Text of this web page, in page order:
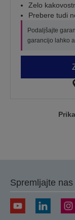
Zelo
Prebere tudi
Podaljšajte
garancijo lahko
Spremljajte nas